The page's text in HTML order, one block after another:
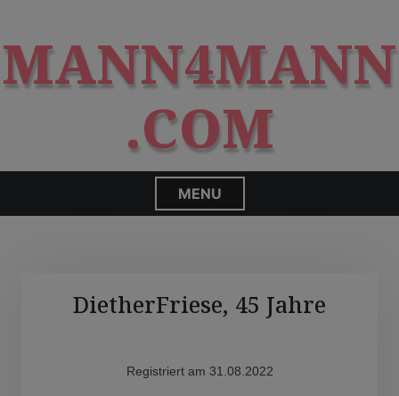
i
p
o
c
n
t
MANN4MANN
.COM
MENU
DietherFriese, 45 Jahre
Registriert am 31.08.2022